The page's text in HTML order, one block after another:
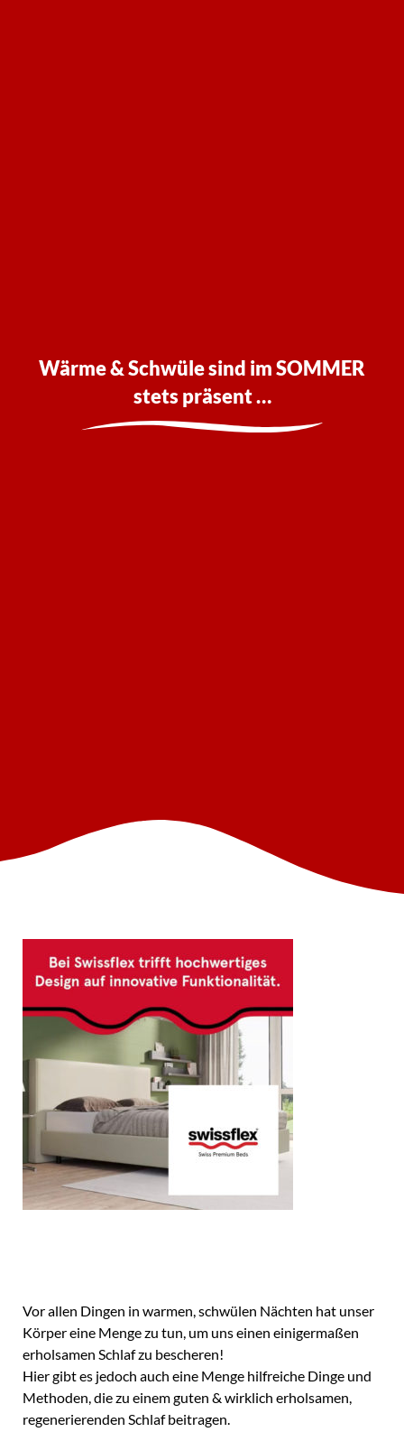
Wärme & Schwüle sind im SOMMER
stets präsent …
Vor allen Dingen in warmen, schwülen Nächten hat unser
Körper eine Menge zu tun, um uns einen einigermaßen
erholsamen Schlaf zu bescheren!
Hier gibt es jedoch auch eine Menge hilfreiche Dinge und
Methoden, die zu einem guten & wirklich erholsamen,
regenerierenden Schlaf beitragen.